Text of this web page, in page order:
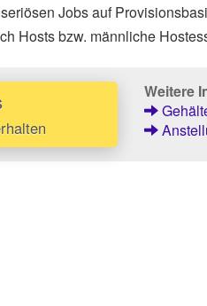
Jobs auf
Hosts bzw. männliche
Weitere